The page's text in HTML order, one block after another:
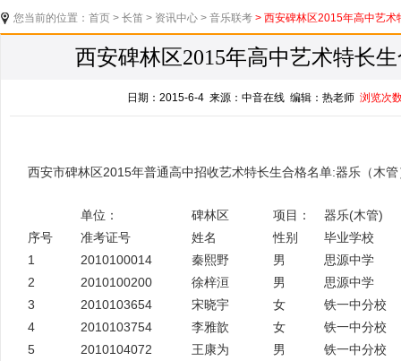
您当前的位置： 首页 > 长笛 > 资讯中心 > 音乐联考 > 西安碑林区2015年高中艺术
西安碑林区2015年高中艺术特长
日期：2015-6-4 来源：中音在线 编辑：热老师 浏览次
西安市碑林区2015年普通高中招收艺术特长生合格名单:器乐（木管
单位： 碑林区 项目： 器乐(木管)
序号
准考证号 姓名 性别
毕业学校
1
2010100014 秦熙野 男
思源中学
2
2010100200 徐梓洹 男
思源中学
3
2010103654 宋晓宇 女
铁一中分校
4
2010103754 李雅歆 女
铁一中分校
5
2010104072 王康为 男
铁一中分校